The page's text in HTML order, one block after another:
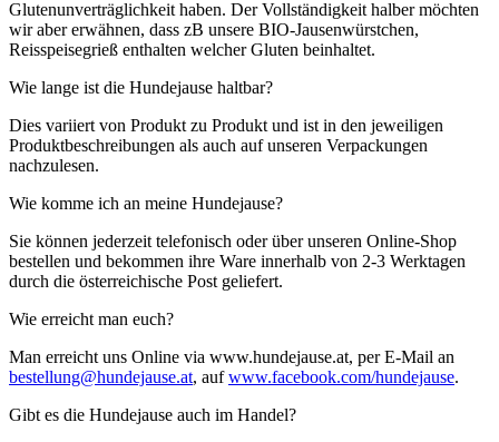
Glutenunverträglichkeit haben. Der Vollständigkeit halber möchten
wir aber erwähnen, dass zB unsere BIO-Jausenwürstchen,
Reisspeisegrieß enthalten welcher Gluten beinhaltet.
Wie lange ist die Hundejause haltbar?
Dies variiert von Produkt zu Produkt und ist in den jeweiligen
Produktbeschreibungen als auch auf unseren Verpackungen
nachzulesen.
Wie komme ich an meine Hundejause?
Sie können jederzeit telefonisch oder über unseren Online-Shop
bestellen und bekommen ihre Ware innerhalb von 2-3 Werktagen
durch die österreichische Post geliefert.
Wie erreicht man euch?
Man erreicht uns Online via www.hundejause.at, per E-Mail an
bestellung@hundejause.at, aufwww.facebook.com/hundejause.
Gibt es die Hundejause auch im Handel?